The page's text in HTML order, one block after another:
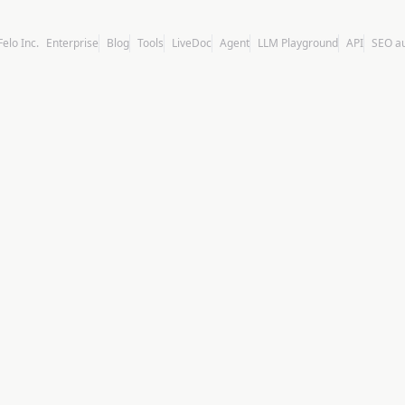
Inc. Enterprise Blog Tools LiveDoc Agent LLM Playground API SEO